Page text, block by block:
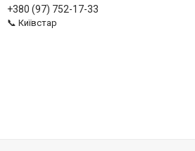
+380 (97) 752-17-33
📞 Київстар